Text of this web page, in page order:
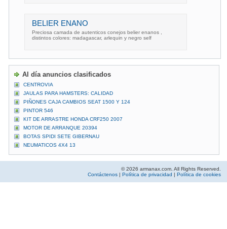
BELIER ENANO
Preciosa camada de autenticos conejos belier enanos ,
distintos colores: madagascar, arlequin y negro self
Al día anuncios clasificados
CENTROVIA
JAULAS PARA HAMSTERS: CALIDAD
PIÑONES CAJA CAMBIOS SEAT 1500 Y 124
PINTOR 546
KIT DE ARRASTRE HONDA CRF250 2007
MOTOR DE ARRANQUE 20394
BOTAS SPIDI SETE GIBERNAU
NEUMATICOS 4X4 13
© 2026 armanax.com. All Rights Reserved.
Contáctenos | Política de privacidad | Política de cookies